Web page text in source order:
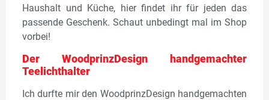
Haushalt und Küche, hier findet ihr für jeden das
passende Geschenk. Schaut unbedingt mal im Shop
vorbei!
Der WoodprinzDesign handgemachter
Teelichthalter
Ich durfte mir den WoodprinzDesign handgemachten